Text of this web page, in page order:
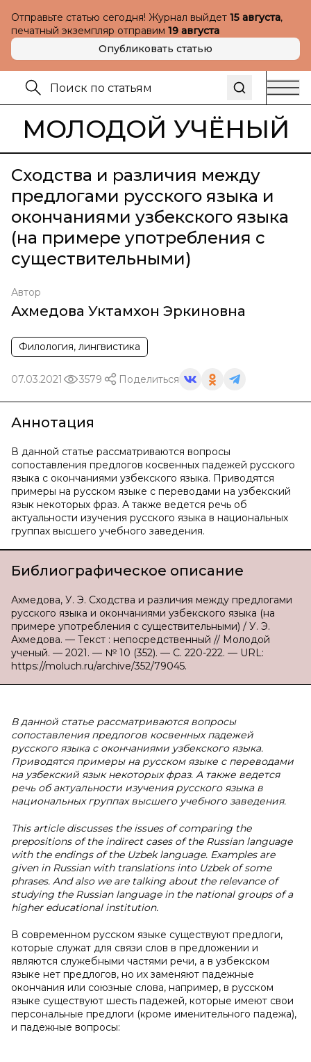
Отправьте статью сегодня! Журнал выйдет 15 августа,
печатный экземпляр отправим 19 августа
Опубликовать статью
МОЛОДОЙ УЧЁНЫЙ
Сходства и различия между
предлогами русского языка и
окончаниями узбекского языка
(на примере употребления с
существительными)
Автор
Ахмедова Уктамхон Эркиновна
Филология, лингвистика
07.03.2021 3579 Поделиться
Аннотация
В данной статье рассматриваются вопросы
сопоставления предлогов косвенных падежей русского
языка с окончаниями узбекского языка. Приводятся
примеры на русском языке с переводами на узбекский
язык некоторых фраз. А также ведется речь об
актуальности изучения русского языка в национальных
группах высшего учебного заведения.
Библиографическое описание
Ахмедова, У. Э. Сходства и различия между предлогами
русского языка и окончаниями узбекского языка (на
примере употребления с существительными) / У. Э.
Ахмедова. — Текст : непосредственный // Молодой
ученый. — 2021. — № 10 (352). — С. 220-222. — URL:
https://moluch.ru/archive/352/79045.
В данной статье рассматриваются вопросы
сопоставления предлогов косвенных падежей
русского языка с окончаниями узбекского языка.
Приводятся примеры на русском языке с переводами
на узбекский язык некоторых фраз. А также ведется
речь об актуальности изучения русского языка в
национальных группах высшего учебного заведения.
This article discusses the issues of comparing the
prepositions of the indirect cases of the Russian language
with the endings of the Uzbek language. Examples are
given in Russian with translations into Uzbek of some
phrases. And also we are talking about the relevance of
studying the Russian language in the national groups of a
higher educational institution.
В современном русском языке существуют предлоги,
которые служат для связи слов в предложении и
являются служебными частями речи, а в узбекском
языке нет предлогов, но их заменяют падежные
окончания или союзные слова, например, в русском
языке существуют шесть падежей, которые имеют свои
персональные предлоги (кроме именительного падежа),
и падежные вопросы: